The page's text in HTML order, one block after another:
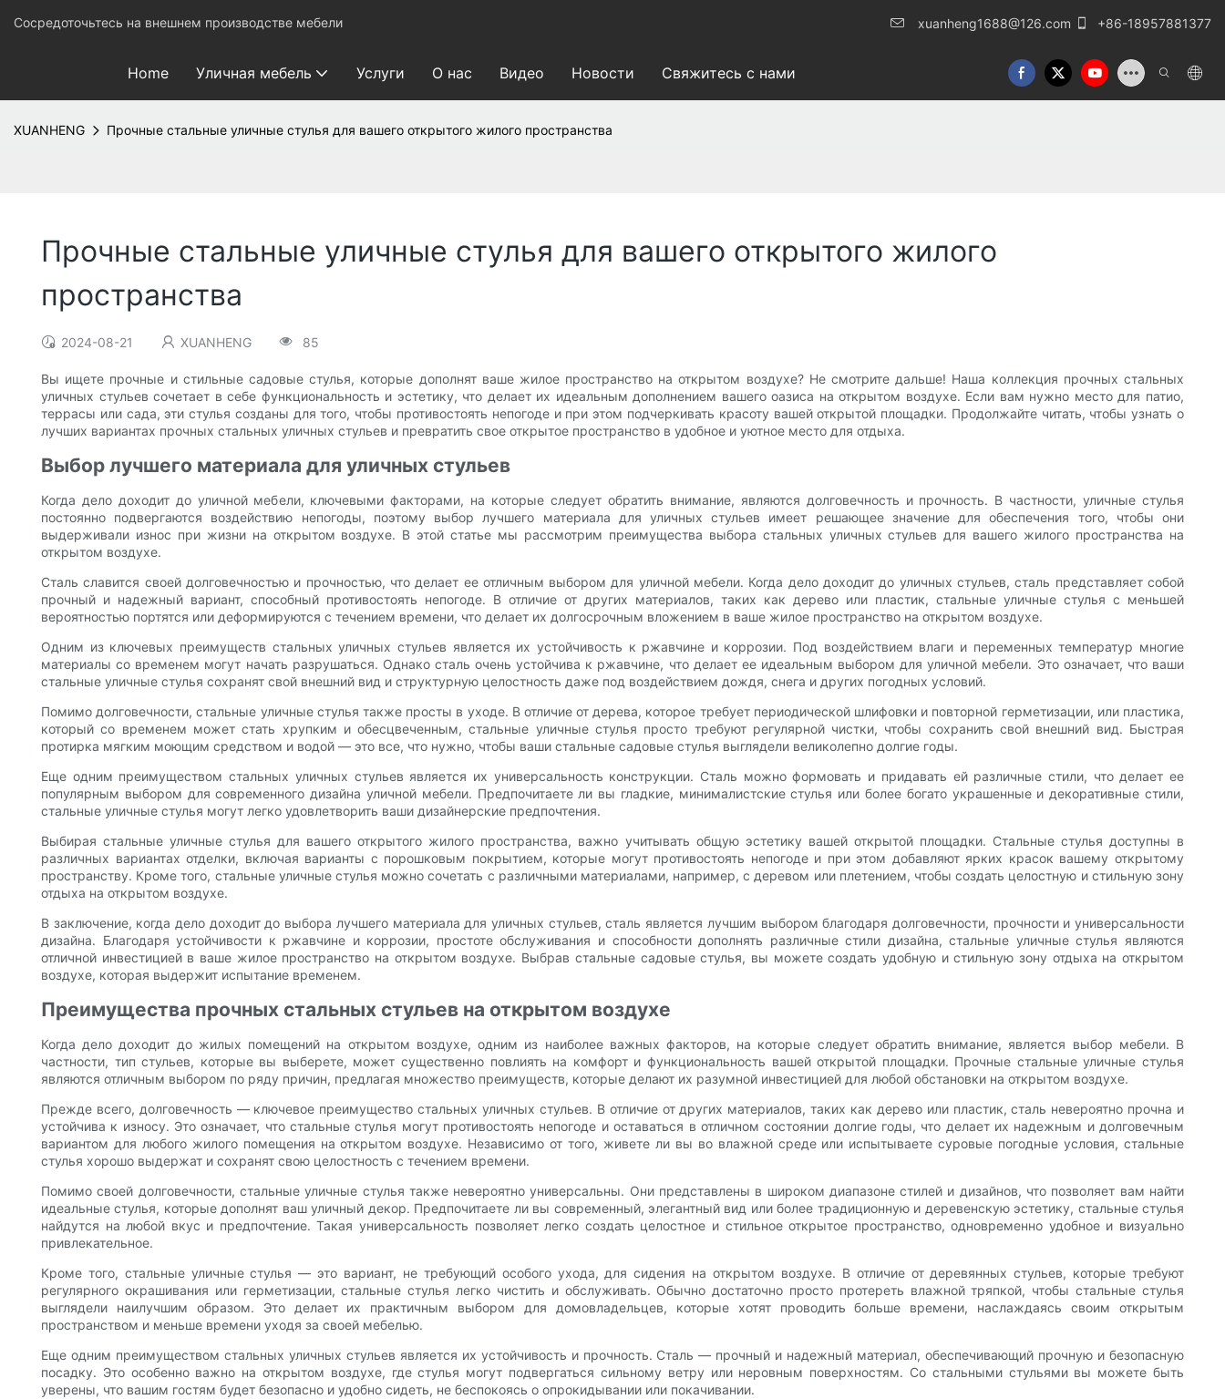
Сосредоточьтесь на внешнем производстве мебели xuanheng1688@126.com +86-18957881377
Home Уличная мебель Услуги О нас Видео Новости Свяжитесь с нами
XUANHENG Прочные стальные уличные стулья для вашего открытого жилого пространства
Прочные стальные уличные стулья для вашего открытого жилого
пространства
2024-08-21 XUANHENG 85
Вы ищете прочные и стильные садовые стулья, которые дополнят ваше жилое пространство на открытом воздухе? Не смотрите дальше! Наша коллекция прочных стальных
уличных стульев сочетает в себе функциональность и эстетику, что делает их идеальным дополнением вашего оазиса на открытом воздухе. Если вам нужно место для патио,
террасы или сада, эти стулья созданы для того, чтобы противостоять непогоде и при этом подчеркивать красоту вашей открытой площадки. Продолжайте читать, чтобы узнать о
лучших вариантах прочных стальных уличных стульев и превратить свое открытое пространство в удобное и уютное место для отдыха.
Выбор лучшего материала для уличных стульев
Когда дело доходит до уличной мебели, ключевыми факторами, на которые следует обратить внимание, являются долговечность и прочность. В частности, уличные стулья
постоянно подвергаются воздействию непогоды, поэтому выбор лучшего материала для уличных стульев имеет решающее значение для обеспечения того, чтобы они
выдерживали износ при жизни на открытом воздухе. В этой статье мы рассмотрим преимущества выбора стальных уличных стульев для вашего жилого пространства на
открытом воздухе.
Сталь славится своей долговечностью и прочностью, что делает ее отличным выбором для уличной мебели. Когда дело доходит до уличных стульев, сталь представляет собой
прочный и надежный вариант, способный противостоять непогоде. В отличие от других материалов, таких как дерево или пластик, стальные уличные стулья с меньшей
вероятностью портятся или деформируются с течением времени, что делает их долгосрочным вложением в ваше жилое пространство на открытом воздухе.
Одним из ключевых преимуществ стальных уличных стульев является их устойчивость к ржавчине и коррозии. Под воздействием влаги и переменных температур многие
материалы со временем могут начать разрушаться. Однако сталь очень устойчива к ржавчине, что делает ее идеальным выбором для уличной мебели. Это означает, что ваши
стальные уличные стулья сохранят свой внешний вид и структурную целостность даже под воздействием дождя, снега и других погодных условий.
Помимо долговечности, стальные уличные стулья также просты в уходе. В отличие от дерева, которое требует периодической шлифовки и повторной герметизации, или пластика,
который со временем может стать хрупким и обесцвеченным, стальные уличные стулья просто требуют регулярной чистки, чтобы сохранить свой внешний вид. Быстрая
протирка мягким моющим средством и водой — это все, что нужно, чтобы ваши стальные садовые стулья выглядели великолепно долгие годы.
Еще одним преимуществом стальных уличных стульев является их универсальность конструкции. Сталь можно формовать и придавать ей различные стили, что делает ее
популярным выбором для современного дизайна уличной мебели. Предпочитаете ли вы гладкие, минималистские стулья или более богато украшенные и декоративные стили,
стальные уличные стулья могут легко удовлетворить ваши дизайнерские предпочтения.
Выбирая стальные уличные стулья для вашего открытого жилого пространства, важно учитывать общую эстетику вашей открытой площадки. Стальные стулья доступны в
различных вариантах отделки, включая варианты с порошковым покрытием, которые могут противостоять непогоде и при этом добавляют ярких красок вашему открытому
пространству. Кроме того, стальные уличные стулья можно сочетать с различными материалами, например, с деревом или плетением, чтобы создать целостную и стильную зону
отдыха на открытом воздухе.
В заключение, когда дело доходит до выбора лучшего материала для уличных стульев, сталь является лучшим выбором благодаря долговечности, прочности и универсальности
дизайна. Благодаря устойчивости к ржавчине и коррозии, простоте обслуживания и способности дополнять различные стили дизайна, стальные уличные стулья являются
отличной инвестицией в ваше жилое пространство на открытом воздухе. Выбрав стальные садовые стулья, вы можете создать удобную и стильную зону отдыха на открытом
воздухе, которая выдержит испытание временем.
Преимущества прочных стальных стульев на открытом воздухе
Когда дело доходит до жилых помещений на открытом воздухе, одним из наиболее важных факторов, на которые следует обратить внимание, является выбор мебели. В
частности, тип стульев, которые вы выберете, может существенно повлиять на комфорт и функциональность вашей открытой площадки. Прочные стальные уличные стулья
являются отличным выбором по ряду причин, предлагая множество преимуществ, которые делают их разумной инвестицией для любой обстановки на открытом воздухе.
Прежде всего, долговечность — ключевое преимущество стальных уличных стульев. В отличие от других материалов, таких как дерево или пластик, сталь невероятно прочна и
устойчива к износу. Это означает, что стальные стулья могут противостоять непогоде и оставаться в отличном состоянии долгие годы, что делает их надежным и долговечным
вариантом для любого жилого помещения на открытом воздухе. Независимо от того, живете ли вы во влажной среде или испытываете суровые погодные условия, стальные
стулья хорошо выдержат и сохранят свою целостность с течением времени.
Помимо своей долговечности, стальные уличные стулья также невероятно универсальны. Они представлены в широком диапазоне стилей и дизайнов, что позволяет вам найти
идеальные стулья, которые дополнят ваш уличный декор. Предпочитаете ли вы современный, элегантный вид или более традиционную и деревенскую эстетику, стальные стулья
найдутся на любой вкус и предпочтение. Такая универсальность позволяет легко создать целостное и стильное открытое пространство, одновременно удобное и визуально
привлекательное.
Кроме того, стальные уличные стулья — это вариант, не требующий особого ухода, для сидения на открытом воздухе. В отличие от деревянных стульев, которые требуют
регулярного окрашивания или герметизации, стальные стулья легко чистить и обслуживать. Обычно достаточно просто протереть влажной тряпкой, чтобы стальные стулья
выглядели наилучшим образом. Это делает их практичным выбором для домовладельцев, которые хотят проводить больше времени, наслаждаясь своим открытым
пространством и меньше времени уходя за своей мебелью.
Еще одним преимуществом стальных уличных стульев является их устойчивость и прочность. Сталь — прочный и надежный материал, обеспечивающий прочную и безопасную
посадку. Это особенно важно на открытом воздухе, где стулья могут подвергаться сильному ветру или неровным поверхностям. Со стальными стульями вы можете быть
уверены, что вашим гостям будет безопасно и удобно сидеть, не беспокоясь о опрокидывании или покачивании.